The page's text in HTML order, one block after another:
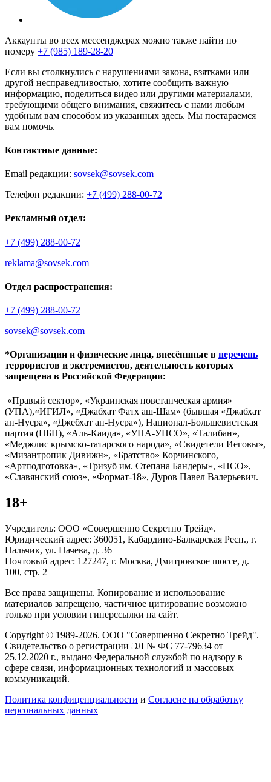
Аккаунты во всех мессенджерах можно также найти по
номеру +7 (985) 189-28-20
Если вы столкнулись с нарушениями закона, взятками или
другой несправедливостью, хотите сообщить важную
информацию, поделиться видео или другими материалами,
требующими общего внимания, свяжитесь с нами любым
удобным вам способом из указанных здесь. Мы постараемся
вам помочь.
Контактные данные:
Email редакции: sovsek@sovsek.com
Телефон редакции: +7 (499) 288-00-72
Рекламный отдел:
+7 (499) 288-00-72
reklama@sovsek.com
Отдел распространения:
+7 (499) 288-00-72
sovsek@sovsek.com
*Организации и физические лица, внесённные в перечень
террористов и экстремистов, деятельность которых
запрещена в Российской Федерации:
«Правый сектор», «Украинская повстанческая армия»
(УПА),«ИГИЛ», «Джабхат Фатх аш-Шам» (бывшая «Джабхат
ан-Нусра», «Джебхат ан-Нусра»), Национал-Большевистская
партия (НБП), «Аль-Каида», «УНА-УНСО», «Талибан»,
«Меджлис крымско-татарского народа», «Свидетели Иеговы»,
«Мизантропик Дивижн», «Братство» Корчинского,
«Артподготовка», «Тризуб им. Степана Бандеры», «НСО»,
«Славянский союз», «Формат-18», Дуров Павел Валерьевич.
18+
Учредитель: ООО «Совершенно Секретно Трейд».
Юридический адрес: 360051, Кабардино-Балкарская Респ., г.
Нальчик, ул. Пачева, д. 36
Почтовый адрес: 127247, г. Москва, Дмитровское шоссе, д.
100, стр. 2
Все права защищены. Копирование и использование
материалов запрещено, частичное цитирование возможно
только при условии гиперссылки на сайт.
Copyright © 1989-2026. ООО "Совершенно Секретно Трейд".
Свидетельство о регистрации ЭЛ № ФС 77-79634 от
25.12.2020 г., выдано Федеральной службой по надзору в
сфере связи, информационных технологий и массовых
коммуникаций.
Политика конфиценциальности и Согласие на обработку
персональных данных